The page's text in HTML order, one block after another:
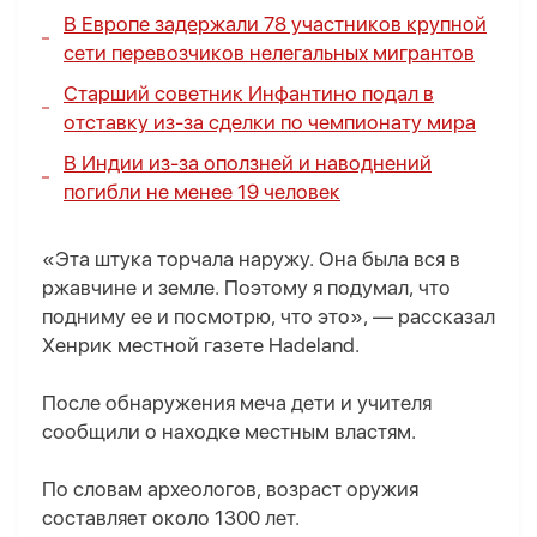
В Европе задержали 78 участников крупной
сети перевозчиков нелегальных мигрантов
Старший советник Инфантино подал в
отставку из-за сделки по чемпионату мира
В Индии из-за оползней и наводнений
погибли не менее 19 человек
«Эта штука торчала наружу. Она была вся в
ржавчине и земле. Поэтому я подумал, что
подниму ее и посмотрю, что это», — рассказал
Хенрик местной газете Hadeland.
После обнаружения меча дети и учителя
сообщили о находке местным властям.
По словам археологов, возраст оружия
составляет около 1300 лет.